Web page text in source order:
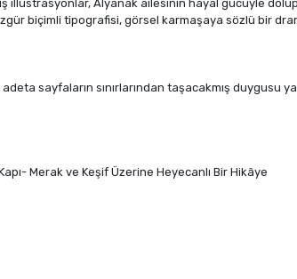
Alyanak ailesinin hayal gücüyle
biçimli tipografisi, görsel karmaşaya sözlü bir
sayfaların sınırlarından taşacakmış duygusu
Merak ve Keşif Üzerine Heyecanlı Bir Hikâye